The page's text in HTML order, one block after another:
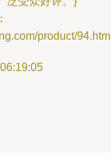
product/94.html